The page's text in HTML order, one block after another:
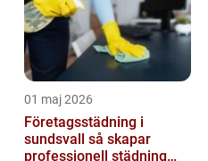
01 maj 2026
Företagsstädning i
sundsvall så skapar
professionell städning